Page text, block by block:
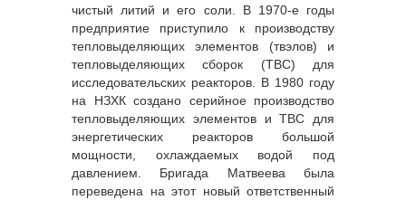
чистый литий и его соли. В 1970-е годы
предприятие приступило к производству
тепловыделяющих элементов (твэлов) и
тепловыделяющих сборок (ТВС) для
исследовательских реакторов. В 1980 году
на НЗХК создано серийное производство
тепловыделяющих элементов и ТВС для
энергетических реакторов большой
мощности, охлаждаемых водой под
давлением. Бригада Матвеева была
переведена на этот новый ответственный